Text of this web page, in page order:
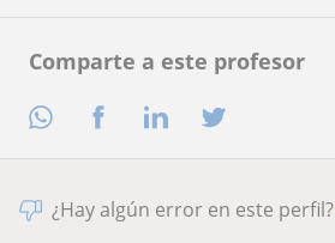
Comparte a este profesor
¿Hay algún error en este perfil?